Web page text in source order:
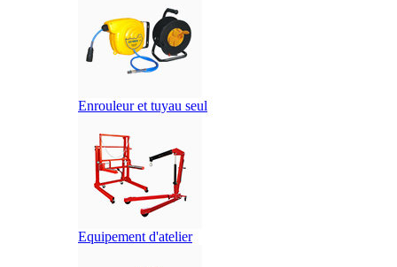
Enrouleur et tuyau seul
Equipement d'atelier